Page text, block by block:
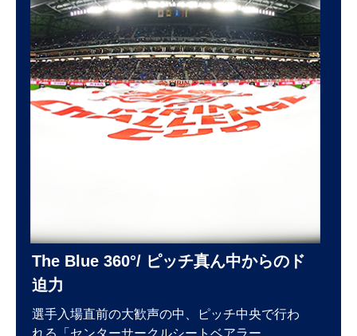
The Blue 360°/ ピッチ真ん中からのド
迫力
選手入場直前の大歓声の中、ピッチ中央で行わ
れる「センターサークルシートベアラー